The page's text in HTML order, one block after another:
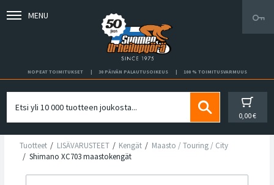
MENU
NOPEAT TOIMITUKSET 30 PÄIVÄN PALAUTUSOIKEUS 100 % TOIMITUSVARMUUS
0,00 €
Tuotteet LISÄVARUSTEET Kengät
Maasto / Touring / City
Shimano XC703 maastokengät